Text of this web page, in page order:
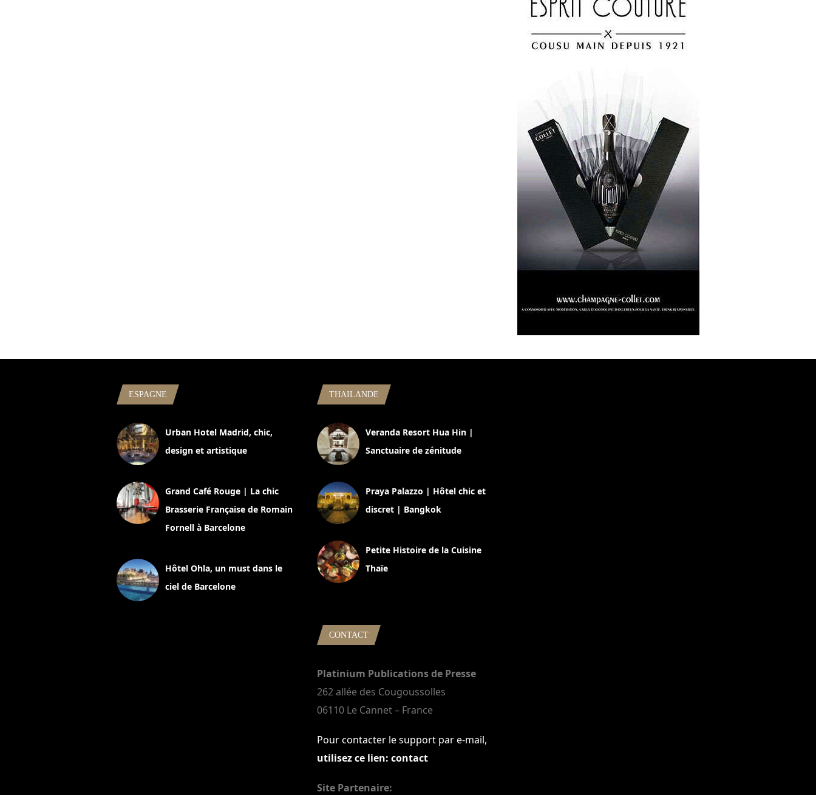
ESPAGNE
Urban Hotel Madrid, chic,
design et artistique
Grand Café Rouge | La chic
Brasserie Française de Romain
Fornell à Barcelone
Hôtel Ohla, un must dans le
ciel de Barcelone
THAILANDE
Veranda Resort Hua Hin |
Sanctuaire de zénitude
Praya Palazzo | Hôtel chic et
discret | Bangkok
Petite Histoire de la Cuisine
Thaïe
CONTACT
Platinium Publications de Presse
262 allée des Cougoussolles
06110 Le Cannet – France
Pour contacter le support par e-mail,
utilisez ce lien: contact
Site Partenaire: